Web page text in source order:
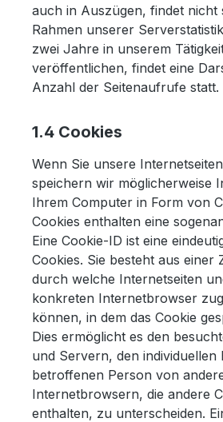
auch in Auszügen, findet nicht
Rahmen unserer
zwei Jahre in unserem
veröffentlichen, findet eine
Anzahl der Seitenaufrufe statt.
1.4 Cookies
Wenn Sie unsere
speichern wir möglicherweise
Ihrem Computer in Form von
Cookies enthalten eine
Eine Cookie-ID ist eine
Cookies. Sie besteht aus einer
durch welche Internetseiten
konkreten Internetbrowser
können, in dem das Cookie
Dies ermöglicht es den
und Servern, den individuellen
betroffenen Person von
Internetbrowsern, die andere
enthalten, zu unterscheiden.